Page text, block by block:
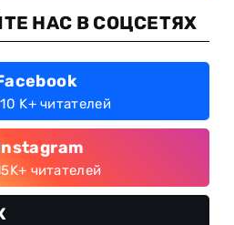
НАС В СОЦСЕТЯХ
K+ читателей
читателей